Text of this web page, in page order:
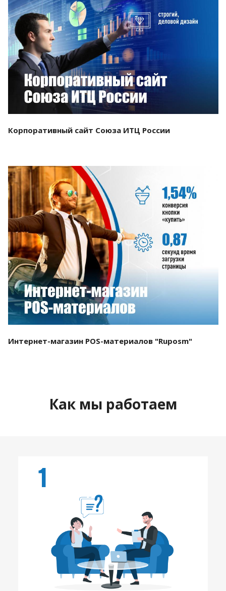
Смотреть проект
Корпоративный сайт Союза ИТЦ России
Смотреть проект
Интернет-магазин POS-материалов "Ruposm"
Как мы работаем
1